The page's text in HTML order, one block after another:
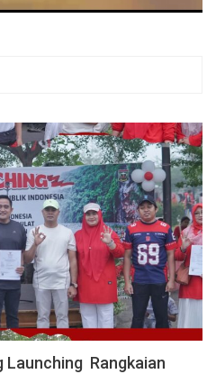
Launching Rangkaian